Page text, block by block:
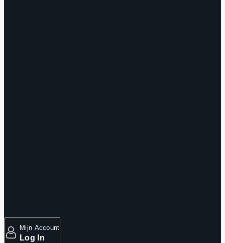
Mijn Account
Log In